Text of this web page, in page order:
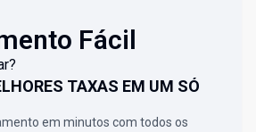
Fácil
TAXAS EM UM SÓ
em minutos com todos os